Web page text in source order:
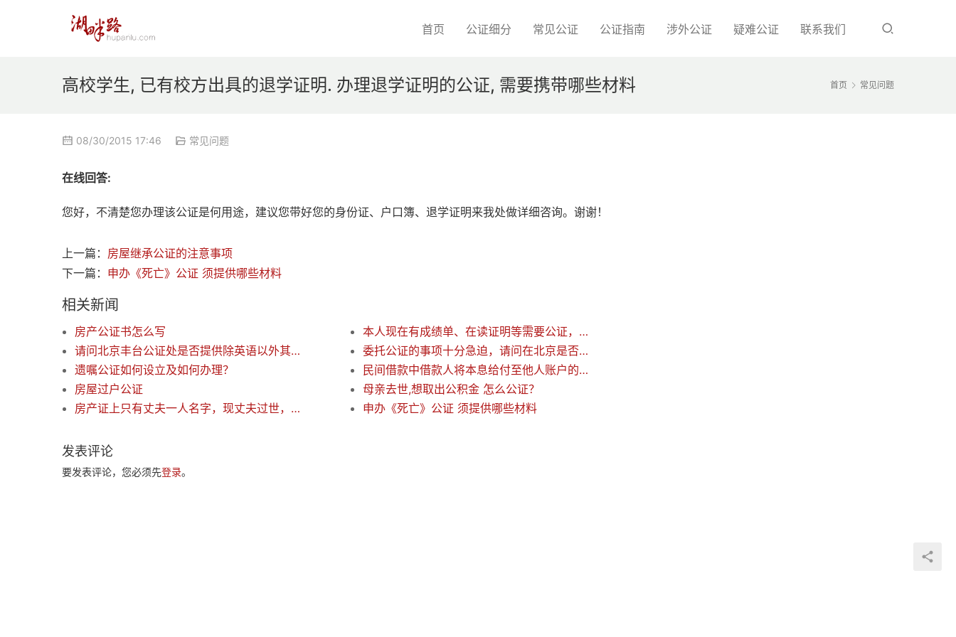
首页 公证细分 常见公证 公证指南 涉外公证 疑难公证 联系我们
首页 常见问题
高校学生, 已有校方出具的退学证明. 办理退学证明的公证, 需要携带哪些材料
08/30/2015 17:46 常见问题
在线回答:
您好，不清楚您办理该公证是何用途，建议您带好您的身份证、户口簿、退学证明来我处做详细咨询。谢谢！
上一篇： 房屋继承公证的注意事项
下一篇： 申办《死亡》公证 须提供哪些材料
相关新闻
房产公证书怎么写
本人现在有成绩单、在读证明等需要公证，还要英文翻译，请问需要携带什么材料才能办理？
请问北京丰台公证处是否提供除英语以外其他语种的翻译？
委托公证的事项十分急迫，请问在北京是否可以加急？
遗嘱公证如何设立及如何办理？
民间借款中借款人将本息给付至他人账户的效力认定
房屋过户公证
母亲去世,想取出公积金 怎么公证？
房产证上只有丈夫一人名字，现丈夫过世，可否直接过到子女名下？
申办《死亡》公证 须提供哪些材料
发表评论
要发表评论，您必须先登录。